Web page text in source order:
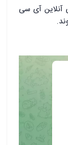
آنلاین آی سی